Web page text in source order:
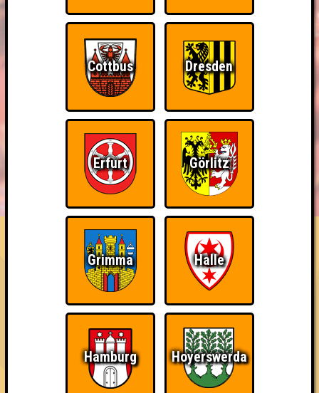
HIGHSCORE RESERVIERUNG
FAQ ÜBER UNS
Bin ich schon drin?
Nimm an einem Online-Quiz teil
~ Noch nicht erreicht ~
Cottbus Dresden
Erfurt Görlitz
Grimma Halle
Hamburg Hoyerswerda